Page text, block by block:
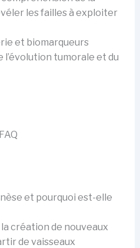
les failles à exploiter
et biomarqueurs
tumorale et du
FAQ
et pourquoi est-elle
création de nouveaux
de vaisseaux